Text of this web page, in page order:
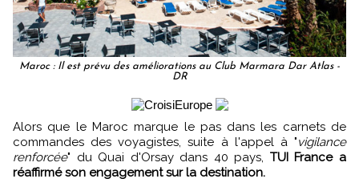
Maroc : Il est prévu des améliorations au Club Marmara Dar Atlas -
DR
Alors que le Maroc marque le pas dans les carnets de
commandes des voyagistes, suite à l'appel à "vigilance
renforcée" du Quai d'Orsay dans 40 pays, TUI France a
réaffirmé son engagement sur la destination.